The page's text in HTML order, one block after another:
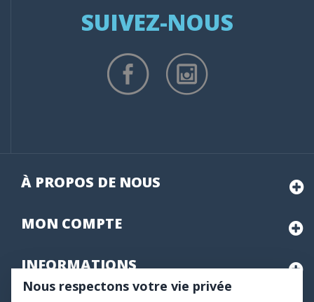
SUIVEZ-NOUS
À PROPOS DE NOUS
MON COMPTE
INFORMATIONS
Nous respectons votre vie privée